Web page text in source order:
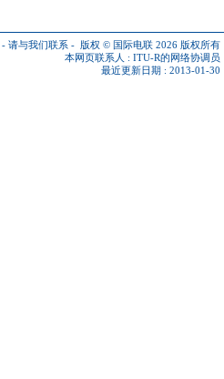
- 请与我们联系 - 版权 © 国际电联 2026 版权所有
本网页联系人 : ITU-R的网络协调员
最近更新日期 : 2013-01-30